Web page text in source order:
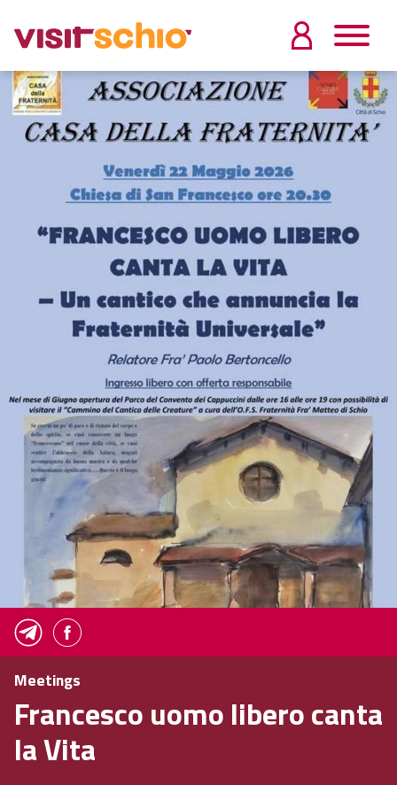
Meetings
Francesco uomo libero canta
la Vita